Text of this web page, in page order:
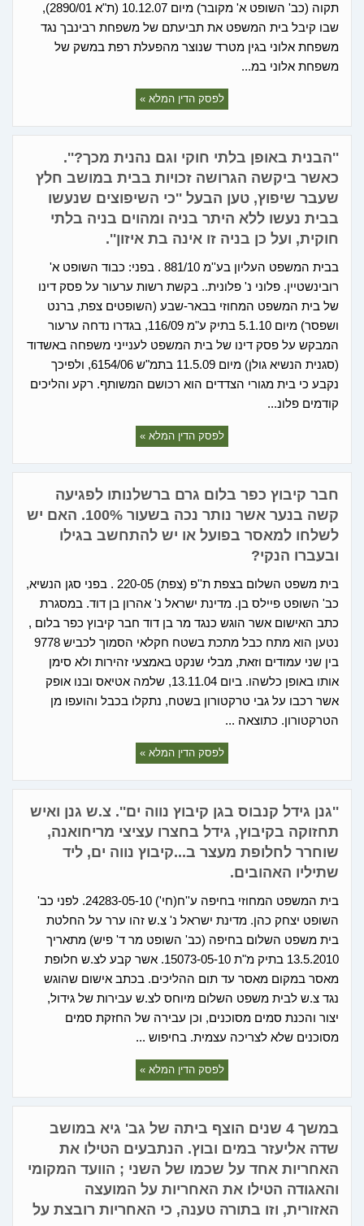
תקוה (כב' השופט א' מקובר) מיום 10.12.07 (ת"א 2890/01),
שבו קיבל בית המשפט את תביעתם של משפחת רבינבך נגד
משפחת אלוני בגין מטרד שנוצר מהפעלת רפת במשק של
משפחת אלוני במ...
לפסק הדין המלא »
''הבנית באופן בלתי חוקי וגם נהנית מכך?''.
כאשר ביקשה הגרושה זכויות בבית במושב חלץ
שעבר שיפוץ, טען הבעל ''כי השיפוצים שנעשו
בבית נעשו ללא היתר בניה ומהוים בניה בלתי
חוקית, ועל כן בניה זו אינה בת איזון''.
בבית המשפט העליון בע''מ 881/10 . בפני: כבוד השופט א'
רובינשטיין. פלוני נ' פלונית.. בקשת רשות ערעור על פסק דינו
של בית המשפט המחוזי בבאר-שבע (השופטים צפת, ברנט
ושפסר) מיום 5.1.10 בתיק ע"מ 116/09, בגדרו נדחה ערעור
המבקש על פסק דינו של בית המשפט לענייני משפחה באשדוד
(סגנית הנשיא גולן) מיום 11.5.09 בתמ"ש 6154/06, ולפיכך
נקבע כי בית מגורי הצדדים הוא רכושם המשותף. רקע והליכים
קודמים פלונ...
לפסק הדין המלא »
חבר קיבוץ כפר בלום גרם ברשלנותו לפגיעה
קשה בנער אשר נותר נכה בשעור 100%. האם יש
לשלחו למאסר בפועל או יש להתחשב בגילו
ובעברו הנקי?
בית משפט השלום בצפת ת''פ (צפת) 220-05 . בפני סגן הנשיא,
כב' השופט פיילס בן. מדינת ישראל נ' אהרון בן דוד. במסגרת
כתב האישום אשר הוגש כנגד מר בן דוד חבר קיבוץ כפר בלום ,
נטען הוא מתח כבל מתכת בשטח חקלאי הסמוך לכביש 9778
בין שני עמודים וזאת, מבלי שנקט באמצעי זהירות ולא סימן
אותו באופן כלשהו. ביום 13.11.04, שלמה אטיאס ובנו אופק
אשר רכבו על גבי טרקטורון בשטח, נתקלו בכבל והועפו מן
הטרקטורון. כתוצאה ...
לפסק הדין המלא »
''גנן גידל קנבוס בגן קיבוץ נווה ים''. צ.ש גנן ואיש
תחזוקה בקיבוץ, גידל בחצרו עציצי מריחואנה,
שוחרר לחלופת מעצר ב...קיבוץ נווה ים, ליד
שתיליו האהובים.
בית המשפט המחוזי בחיפה ע''ח(חי') 24283-05-10. לפני כב'
השופט יצחק כהן. מדינת ישראל נ' צ.ש זהו ערר על החלטת
בית משפט השלום בחיפה (כב' השופט מר ד' פיש) מתאריך
13.5.2010 בתיק מ"ת 15073-05-10. אשר קבע לצ.ש חלופת
מאסר במקום מאסר עד תום ההליכים. בכתב אישום שהוגש
נגד צ.ש לבית משפט השלום מיוחס לצ.ש עבירות של גידול,
יצור והכנת סמים מסוכנים, וכן עבירה של החזקת סמים
מסוכנים שלא לצריכה עצמית. בחיפוש ...
לפסק הדין המלא »
במשך 4 שנים הוצף ביתה של גב' גיא במושב
שדה אליעזר במים ובוץ. הנתבעים הטילו את
האחריות אחד על שכמו של השני ; הוועד המקומי
והאגודה הטילו את האחריות על המועצה
האזורית, וזו בתורה טענה, כי האחריות רובצת על